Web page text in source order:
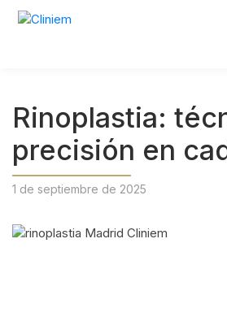
Rinoplastia:
precisión en
1 de septiembre de 2025